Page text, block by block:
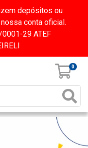
depósitos ou
conta oficial.
29 ATEF
0